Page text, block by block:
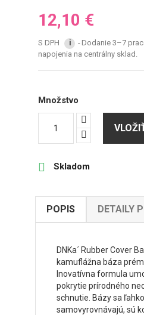
12,10 €
S DPH i
Dodanie 3–7
napojenia na centrálny sklad.
Množstvo
 Skladom
POPIS DETAILY
DNKa´ Rubber Cover
kamuflážna báza
Inovatívna formula
pokrytie prírodného
schnutie. Bázy sa ľahko
samovyrovnávajú, sú